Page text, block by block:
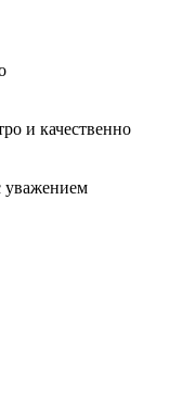
и качественно
уважением